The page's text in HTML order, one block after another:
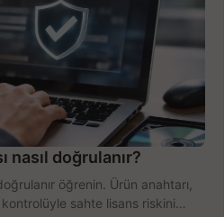
nasıl doğrulanır?
öğrenin. Ürün anahtarı,
sahte lisans riskini